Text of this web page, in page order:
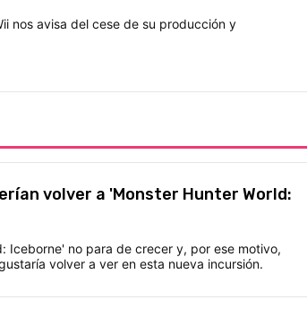
nos avisa del cese de su producción y
volver a 'Monster Hunter World:
Iceborne' no para de crecer y, por ese motivo,
volver a ver en esta nueva incursión.